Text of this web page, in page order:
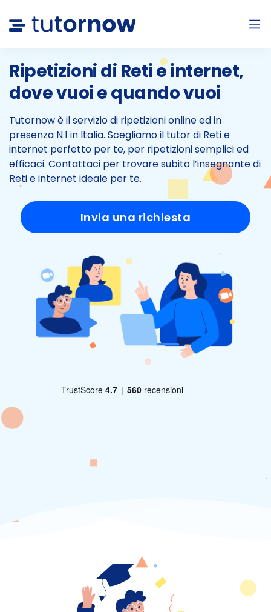
Ripetizioni di Reti e internet,
dove vuoi e quando vuoi
Tutornow è il servizio di ripetizioni online ed in
presenza N.1 in Italia. Scegliamo il tutor di Reti e
internet perfetto per te, per ripetizioni semplici ed
efficaci. Contattaci per trovare subito l’insegnante di
Reti e internet ideale per te.
Invia una richiesta